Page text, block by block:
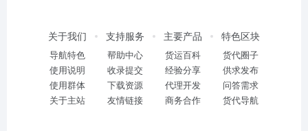
关于我们
导航特色
使用说明
使用群体
关于主站
支持服务
帮助中心
收录提交
下载资源
友情链接
主要产品
货运百科
经验分享
代理开发
商务合作
特色区块
货代圈子
供求发布
问答需求
货代导航